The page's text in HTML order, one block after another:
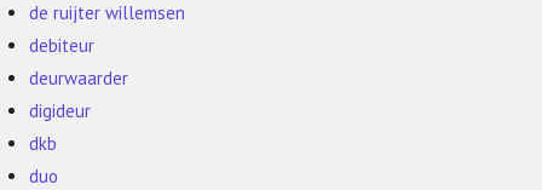
de ruijter willemsen
debiteur
deurwaarder
digideur
dkb
duo